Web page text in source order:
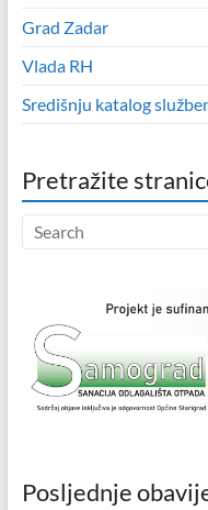
Grad Zadar
Vlada RH
Središnju katalog
Pretražite
Posljednje